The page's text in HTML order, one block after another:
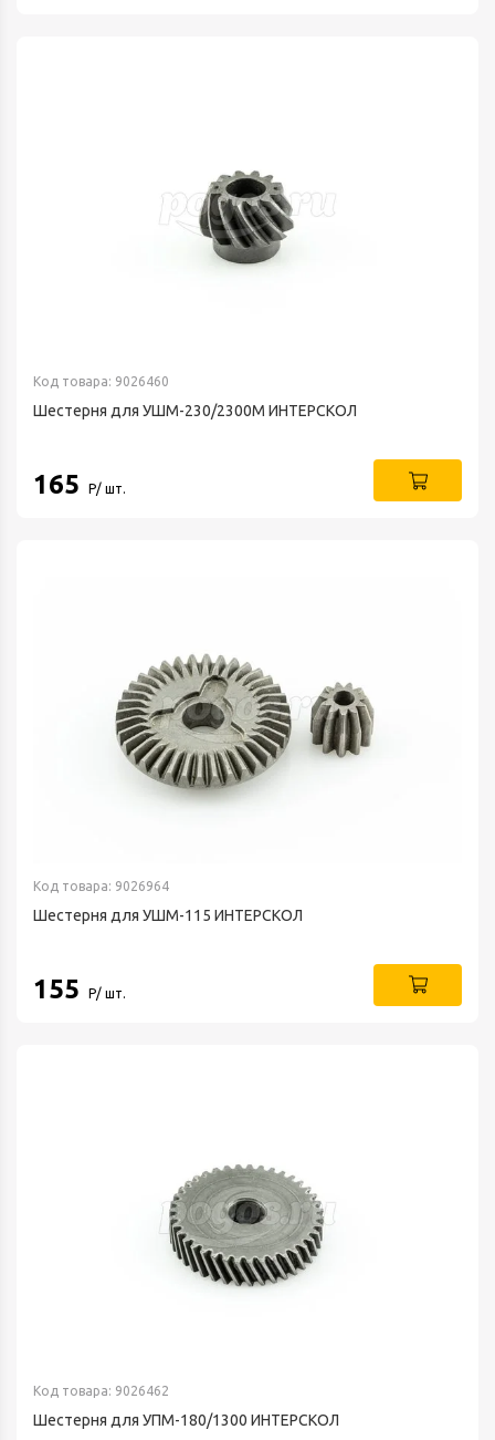
Код товара: 9026460
Шестерня для УШМ-230/2300М ИНТЕРСКОЛ
165 Р/ шт.
Код товара: 9026964
Шестерня для УШМ-115 ИНТЕРСКОЛ
155 Р/ шт.
Код товара: 9026462
Шестерня для УПМ-180/1300 ИНТЕРСКОЛ